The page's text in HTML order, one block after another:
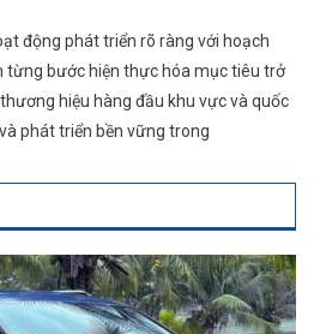
động phát triển rõ ràng với hoạch
từng bước hiện thực hóa mục tiêu trở
hiệu hàng đầu khu vực và quốc
phát triển bền vững trong